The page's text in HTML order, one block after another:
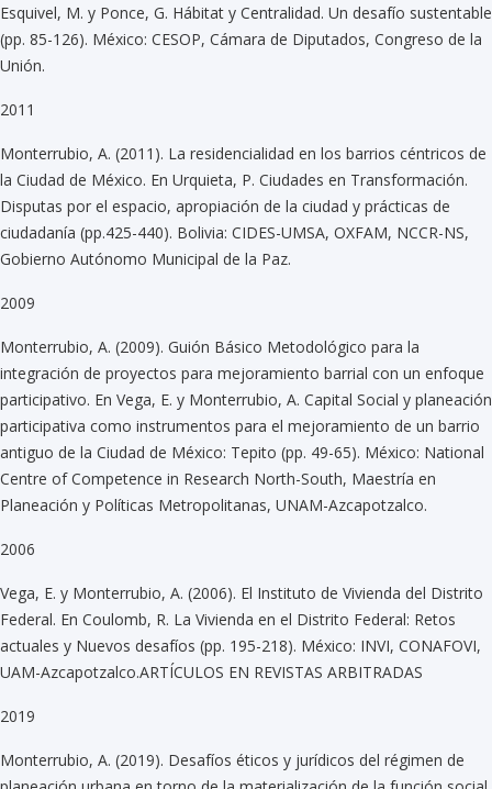
Esquivel, M. y Ponce, G. Hábitat y Centralidad. Un desafío sustentable
(pp. 85-126). México: CESOP, Cámara de Diputados, Congreso de la
Unión.
2011
Monterrubio, A. (2011). La residencialidad en los barrios céntricos de
la Ciudad de México. En Urquieta, P. Ciudades en Transformación.
Disputas por el espacio, apropiación de la ciudad y prácticas de
ciudadanía (pp.425-440). Bolivia: CIDES-UMSA, OXFAM, NCCR-NS,
Gobierno Autónomo Municipal de la Paz.
2009
Monterrubio, A. (2009). Guión Básico Metodológico para la
integración de proyectos para mejoramiento barrial con un enfoque
participativo. En Vega, E. y Monterrubio, A. Capital Social y planeación
participativa como instrumentos para el mejoramiento de un barrio
antiguo de la Ciudad de México: Tepito (pp. 49-65). México: National
Centre of Competence in Research North-South, Maestría en
Planeación y Políticas Metropolitanas, UNAM-Azcapotzalco.
2006
Vega, E. y Monterrubio, A. (2006). El Instituto de Vivienda del Distrito
Federal. En Coulomb, R. La Vivienda en el Distrito Federal: Retos
actuales y Nuevos desafíos (pp. 195-218). México: INVI, CONAFOVI,
UAM-Azcapotzalco.ARTÍCULOS EN REVISTAS ARBITRADAS
2019
Monterrubio, A. (2019). Desafíos éticos y jurídicos del régimen de